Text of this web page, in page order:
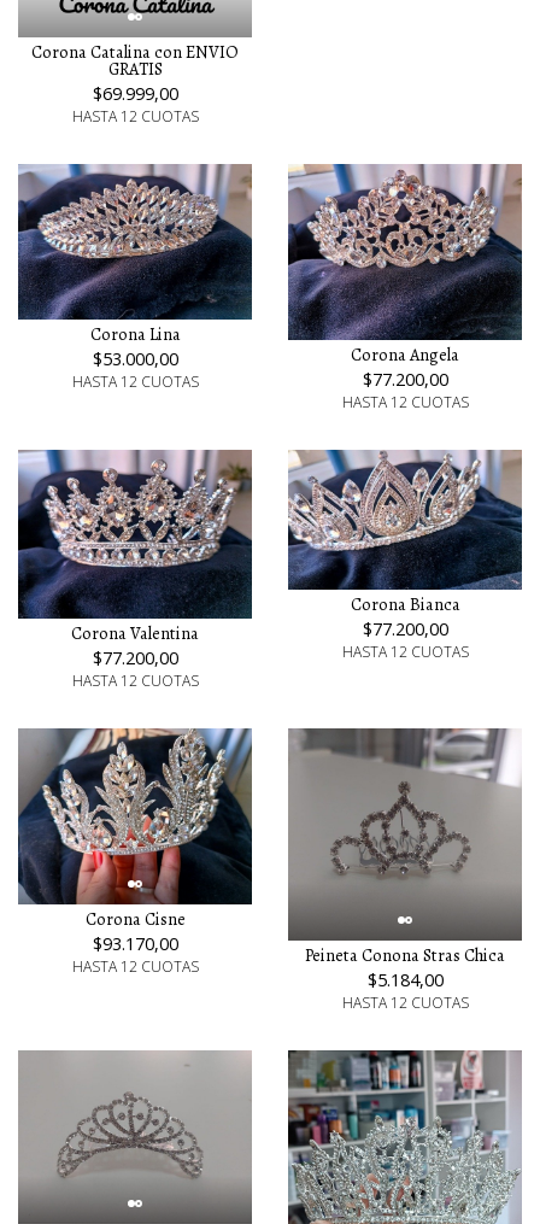
Corona Catalina con ENVIO
GRATIS
$69.999,00
HASTA 12 CUOTAS
Corona Lina
$53.000,00
HASTA 12 CUOTAS
Corona Angela
$77.200,00
HASTA 12 CUOTAS
Corona Valentina
$77.200,00
HASTA 12 CUOTAS
Corona Bianca
$77.200,00
HASTA 12 CUOTAS
Corona Cisne
$93.170,00
HASTA 12 CUOTAS Peineta Conona Stras Chica
$5.184,00
HASTA 12 CUOTAS